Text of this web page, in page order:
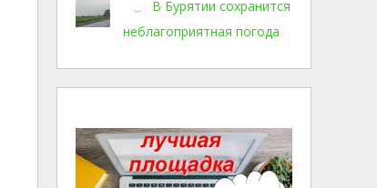
В Бурятии сохранится
неблагоприятная погода